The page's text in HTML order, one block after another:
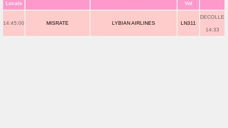
Locale Vol
14:45:00 MISRATE LYBIAN AIRLINES LN311
DECOLLE
14:33